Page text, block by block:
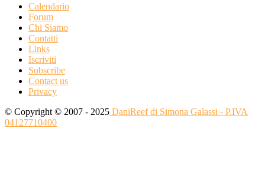
Calendario
Forum
Chi Siamo
Contatti
Links
Iscriviti
Subscribe
Contact us
Privacy
© Copyright © 2007 - 2025 DaniReef di Simona Galassi - P.IVA
04127710400